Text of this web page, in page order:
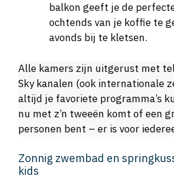
balkon geeft je de
ochtends van je koffie te
avonds bij te kletsen.
Alle kamers zijn uitgerust met
Sky kanalen (ook internationale
altijd je favoriete programma’s
nu met z’n tweeën komt of een
personen bent – er is voor
Zonnig zwembad en
kids